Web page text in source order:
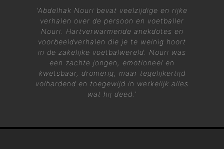
'Abdelhak Nouri bevat veelzijdige en rijke
verhalen over de persoon en voetballer
Nouri. Hartverwarmende anekdotes en
voorbeeldverhalen die je te weinig hoort
in de zakelijke voetbalwereld. Nouri was
een zachte jongen, emotioneel en
kwetsbaar, dromerig, maar tegelijkertijd
volhardend en toegewijd in werkelijk alles
wat hij deed.'